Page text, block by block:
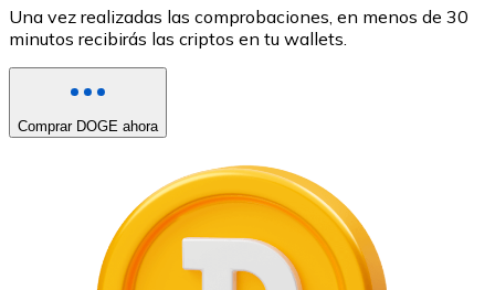
Una vez realizadas las comprobaciones, en menos de 30
minutos recibirás las criptos en tu wallets.
Comprar DOGE ahora